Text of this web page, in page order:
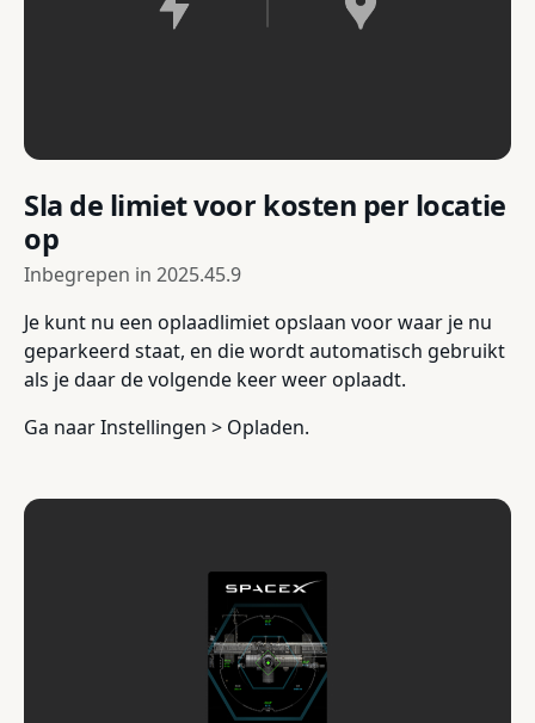
Sla de limiet voor kosten per locatie
op
Inbegrepen in 2025.45.9
Je kunt nu een oplaadlimiet opslaan voor waar je nu
geparkeerd staat, en die wordt automatisch gebruikt
als je daar de volgende keer weer oplaadt.
Ga naar Instellingen > Opladen.